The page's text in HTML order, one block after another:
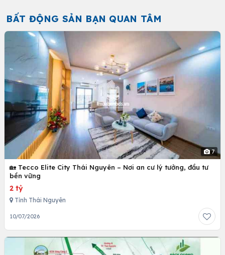
BẤT ĐỘNG SẢN BẠN QUAN TÂM
7
🏡 Tecco Elite City Thái Nguyên – Nơi an cư lý tưởng, đầu tư
bền vững
2 tỷ
Tỉnh Thái Nguyên
10/07/2026